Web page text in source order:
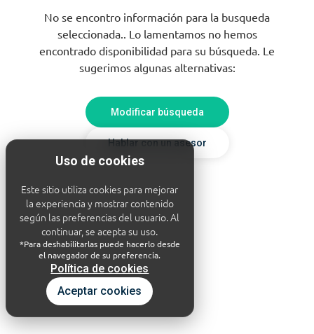
No se encontro información para la busqueda
seleccionada.. Lo lamentamos no hemos
encontrado disponibilidad para su búsqueda. Le
sugerimos algunas alternativas:
Modificar búsqueda
Hablar con un asesor
Uso de cookies
Este sitio utiliza cookies para mejorar
la experiencia y mostrar contenido
según las preferencias del usuario. Al
continuar, se acepta su uso.
*Para deshabilitarlas puede hacerlo desde
el navegador de su preferencia.
Política de cookies
Aceptar cookies